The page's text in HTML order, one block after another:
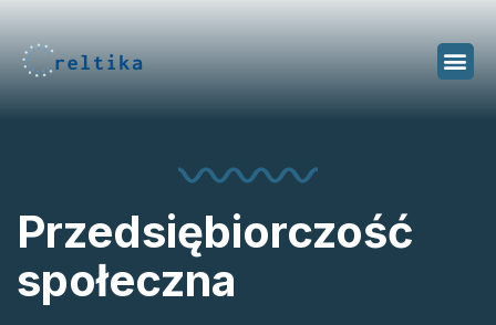
Przedsiębiorczość
społeczna